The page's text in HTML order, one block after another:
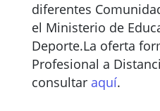
diferentes
el Ministerio de
Deporte.La oferta
Profesional a
consultar aquí.